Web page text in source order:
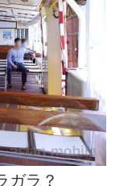
ガラ？